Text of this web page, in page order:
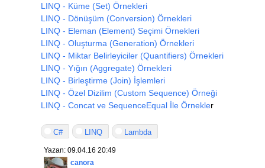
}
}
LINQ - Küme (Set) Örnekleri
LINQ - Dönüşüm (Conversion) Örnekleri
LINQ - Eleman (Element) Seçimi Örnekleri
LINQ - Oluşturma (Generation) Örnekleri
LINQ - Miktar Belirleyiciler (Quantifiers) Örnekleri
LINQ - Yığın (Aggregate) Örnekleri
LINQ - Birleştirme (Join) İşlemleri
LINQ - Özel Dizilim (Custom Sequence) Örneği
LINQ - Concat ve SequenceEqual İle Örnekler
C# LINQ Lambda
Yazan: 09.04.16 20:49
canora